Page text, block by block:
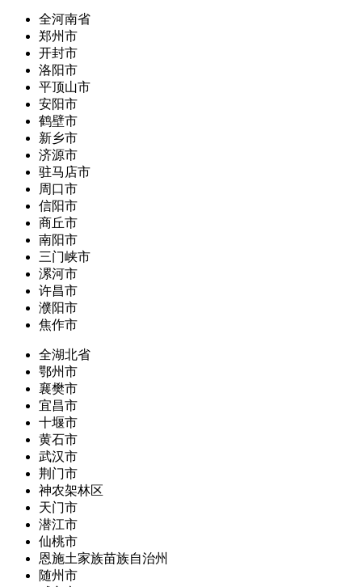
全河南省
郑州市
开封市
洛阳市
平顶山市
安阳市
鹤壁市
新乡市
济源市
驻马店市
周口市
信阳市
商丘市
南阳市
三门峡市
漯河市
许昌市
濮阳市
焦作市
全湖北省
鄂州市
襄樊市
宜昌市
十堰市
黄石市
武汉市
荆门市
神农架林区
天门市
潜江市
仙桃市
恩施土家族苗族自治州
随州市